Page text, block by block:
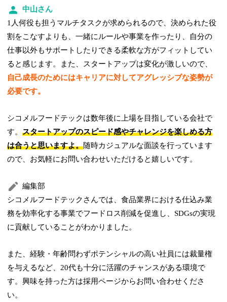
中山さん
1人何役も担うマルチタスクが求められるので、決められた役
割をこなすよりも、一緒にルールや事業を作ったり、自分の
仕事以外もサポートしたりできる柔軟な方がフィットしてい
ると感じます。また、スタートアップは変化が激しいので、
自己成長のためにはキャリアに対してアグレッシブな姿勢が
必要です。
シコメルフードテックは数年後に上場を目指している会社で
す。スタートアップのスピード感やチャレンジを楽しめる方
は合うと思いますよ。随時カジュアルな面談を行っています
ので、お気軽にお問い合わせいただけると嬉しいです。
編集部
シコメルフードテックさんでは、食品業界における仕込み業
務を効率化する事業でフードロス削減を促進し、SDGsの実現
に貢献していることがわかりました。
また、経験・年齢問わずポテンシャルの高い社員には裁量権
を与えるなど、20代も十分に活躍のチャンスがある環境で
す。興味を持った方は採用ページからお問い合わせくださ
い。